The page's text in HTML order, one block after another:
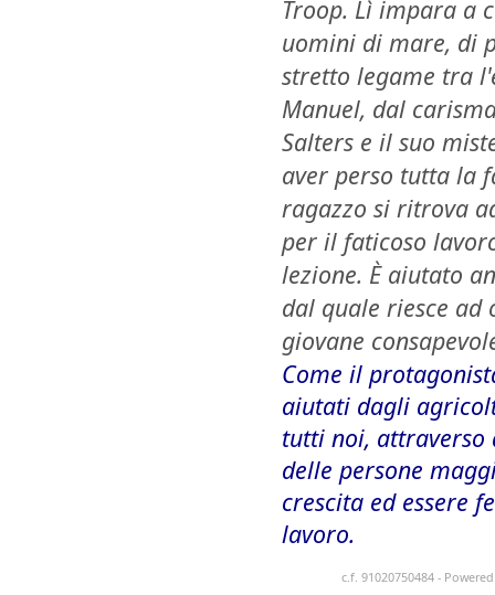
Troop. Lì impara a
uomini di mare, di
stretto legame tra
Manuel, dal
Salters e il suo
aver perso tutta la
ragazzo si ritrova
per il faticoso
lezione. È aiutato
dal quale riesce
giovane
Come il
aiutati dagli
tutti noi, attraverso
delle persone
crescita ed essere
lavoro.
c.f. 91020750484 -